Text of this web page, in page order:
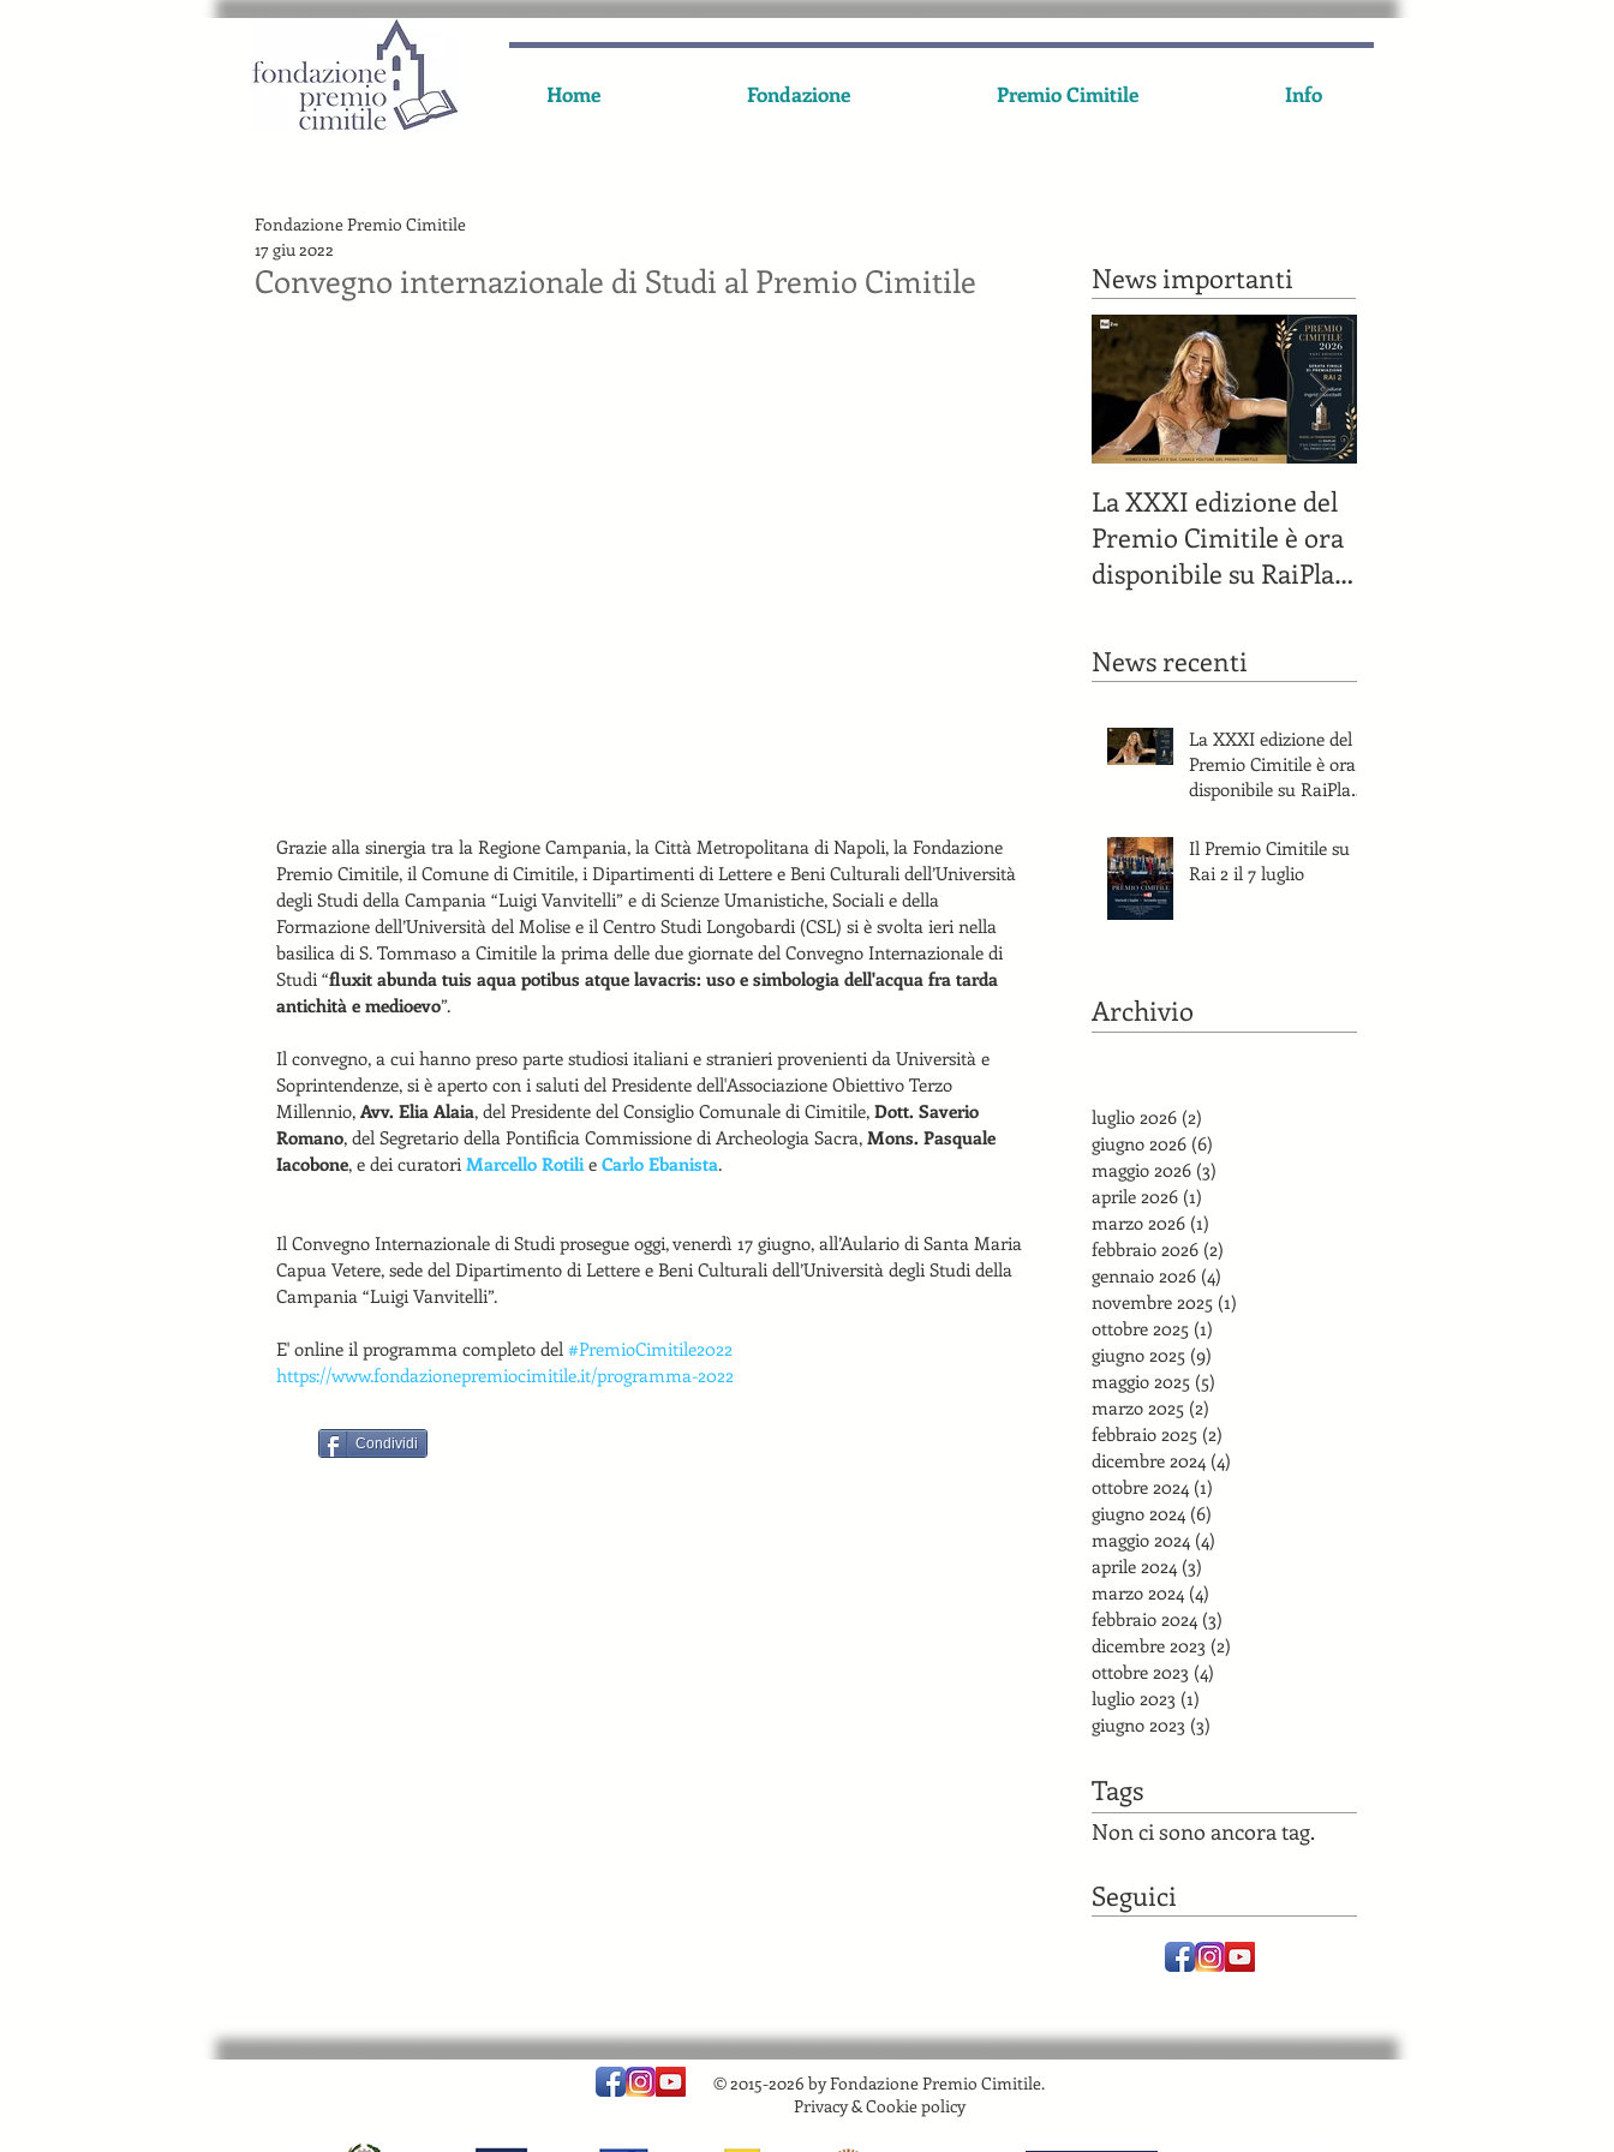
Home Fondazione Premio Cimitile Info
Convegno internazionale di Studi al Premio Cimitile
Fondazione Premio Cimitile
17 giu 2022
Grazie alla sinergia tra la Regione Campania, la Città Metropolitana di Napoli, la Fondazione
Premio Cimitile, il Comune di Cimitile, i Dipartimenti di Lettere e Beni Culturali dell’Università
degli Studi della Campania “Luigi Vanvitelli” e di Scienze Umanistiche, Sociali e della
Formazione dell’Università del Molise e il Centro Studi Longobardi (CSL) si è svolta ieri nella
basilica di S. Tommaso a Cimitile la prima delle due giornate del Convegno Internazionale di
Studi “fluxit abunda tuis aqua potibus atque lavacris: uso e simbologia dell'acqua fra tarda
antichità e medioevo”.
Il convegno, a cui hanno preso parte studiosi italiani e stranieri provenienti da Università e
Soprintendenze, si è aperto con i saluti del Presidente dell'Associazione Obiettivo Terzo
Millennio, Avv. Elia Alaia, del Presidente del Consiglio Comunale di Cimitile, Dott. Saverio
Romano, del Segretario della Pontificia Commissione di Archeologia Sacra, Mons. Pasquale
Iacobone, e dei curatori Marcello Rotili e Carlo Ebanista.
Il Convegno Internazionale di Studi prosegue oggi, venerdì 17 giugno, all’Aulario di Santa Maria
Capua Vetere, sede del Dipartimento di Lettere e Beni Culturali dell’Università degli Studi della
Campania “Luigi Vanvitelli”.
E' online il programma completo del #PremioCimitile2022
https://www.fondazionepremiocimitile.it/programma-2022
Condividi
News importanti
La XXXI edizione del
Premio Cimitile è ora
disponibile su RaiPlay
del Premio Cimitile.
News recenti
La XXXI edizione del
Premio Cimitile è ora
disponibile su RaiPlay
del Premio Cimitile.
Il Premio Cimitile su
Rai 2 il 7 luglio
Archivio
luglio 2026 (2)
giugno 2026 (6)
maggio 2026 (3)
aprile 2026 (1)
marzo 2026 (1)
febbraio 2026 (2)
gennaio 2026 (4)
novembre 2025 (1)
ottobre 2025 (1)
giugno 2025 (9)
maggio 2025 (5)
marzo 2025 (2)
febbraio 2025 (2)
dicembre 2024 (4)
ottobre 2024 (1)
giugno 2024 (6)
maggio 2024 (4)
aprile 2024 (3)
marzo 2024 (4)
febbraio 2024 (3)
dicembre 2023 (2)
ottobre 2023 (4)
luglio 2023 (1)
giugno 2023 (3)
Tags
Non ci sono ancora tag.
Seguici
© 2015-2026 by Fondazione Premio Cimitile.
Privacy & Cookie policy